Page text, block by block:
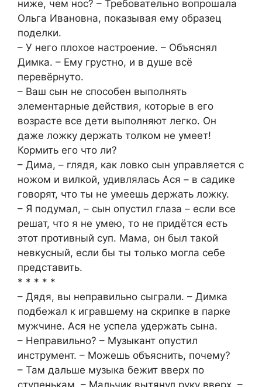
ниже, чем нос? – Требовательно вопрошала
Ольга Ивановна, показывая ему образец
поделки.
– У него плохое настроение. – Объяснял
Димка. – Ему грустно, и в душе всё
перевёрнуто.
– Ваш сын не способен выполнять
элементарные действия, которые в его
возрасте все дети выполняют легко. Он
даже ложку держать толком не умеет!
Кормить его что ли?
– Дима, – глядя, как ловко сын управляется с
ножом и вилкой, удивлялась Ася – в садике
говорят, что ты не умеешь держать ложку.
– Я подумал, – сын опустил глаза – если все
решат, что я не умею, то не придётся есть
этот противный суп. Мама, он был такой
невкусный, если бы ты только могла себе
представить.
* * * * *
– Дядя, вы неправильно сыграли. – Димка
подбежал к игравшему на скрипке в парке
мужчине. Ася не успела удержать сына.
– Неправильно? – Музыкант опустил
инструмент. – Можешь объяснить, почему?
– Там дальше музыка бежит вверх по
ступенькам. – Мальчик вытянул руку вверх. –